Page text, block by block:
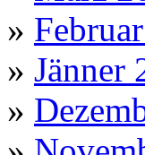
»
» Jänner
»